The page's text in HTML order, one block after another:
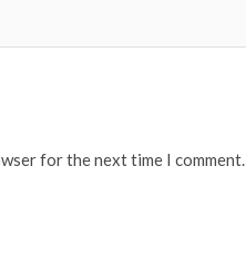
for the next time I comment.